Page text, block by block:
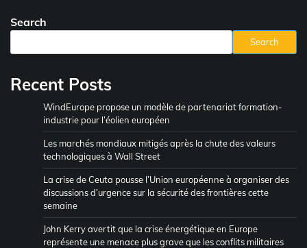
Search
Search
Recent Posts
WindEurope propose un modèle de partenariat formation-
industrie pour l’éolien européen
Les marchés mondiaux mitigés après la chute des valeurs
technologiques à Wall Street
La crise de Ceuta pousse l’Union européenne à organiser des
discussions d’urgence sur la sécurité des frontières cette
semaine
John Kerry avertit que la crise énergétique en Europe
représente une menace plus grave que les conflits militaires